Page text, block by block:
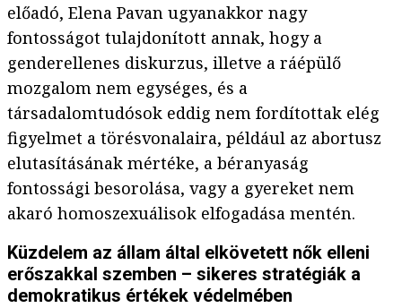
előadó, Elena Pavan ugyanakkor nagy
fontosságot tulajdonított annak, hogy a
genderellenes diskurzus, illetve a ráépülő
mozgalom nem egységes, és a
társadalomtudósok eddig nem fordítottak elég
figyelmet a törésvonalaira, például az abortusz
elutasításának mértéke, a béranyaság
fontossági besorolása, vagy a gyereket nem
akaró homoszexuálisok elfogadása mentén.
Küzdelem az állam által elkövetett nők elleni
erőszakkal szemben – sikeres stratégiák a
demokratikus értékek védelmében